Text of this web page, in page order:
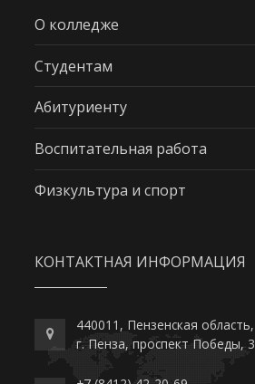
О колледже
Студентам
Абитуриенту
Воспитательная работа
Физкультура и спорт
КОНТАКТНАЯ ИНФОРМАЦИЯ
440011, Пензенская область,
г. Пенза, проспект Победы, 3